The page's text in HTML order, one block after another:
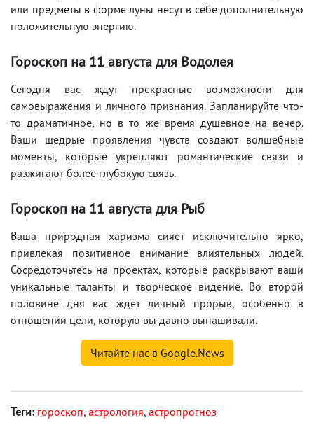
или предметы в форме луны несут в себе дополнительную
положительную энергию.
Гороскоп на 11 августадля Водолея
Сегодня вас ждут прекрасные возможности для
самовыражения и личного признания. Запланируйте что-
то драматичное, но в то же время душевное на вечер.
Ваши щедрые проявления чувств создают волшебные
моменты, которые укрепляют романтические связи и
разжигают более глубокую связь.
Гороскоп на 11 августадля Рыб
Ваша природная харизма сияет исключительно ярко,
привлекая позитивное внимание влиятельных людей.
Сосредоточьтесь на проектах, которые раскрывают ваши
уникальные таланты и творческое видение. Во второй
половине дня вас ждет личный прорыв, особенно в
отношении цели, которую вы давно вынашивали.
Читайте нас в Google.News
Теги: гороскоп, астрология, астропрогноз